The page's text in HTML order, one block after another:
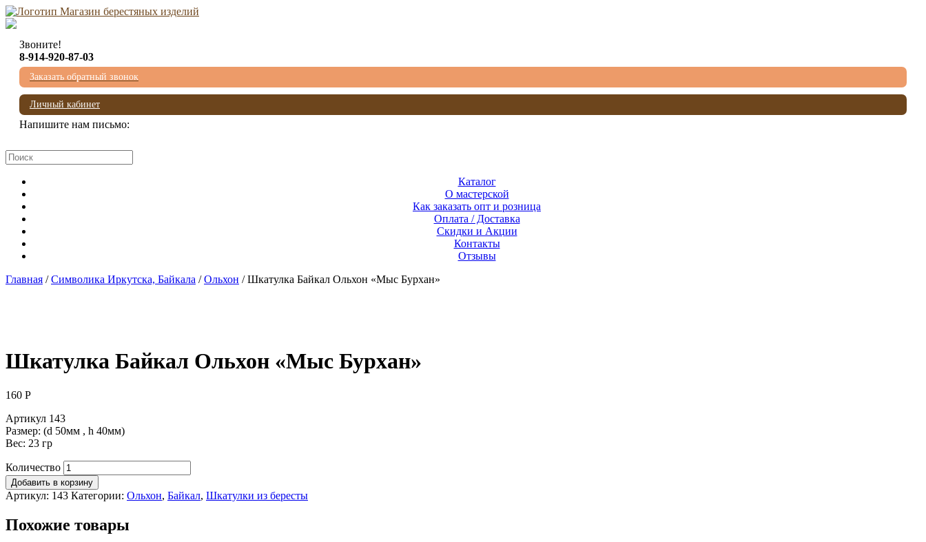
Звоните!
8-914-920-87-03
Заказать обратный звонок
Личный кабинет
Напишите нам письмо:
Каталог
О мастерской
Как заказать опт и розница
Оплата / Доставка
Скидки и Акции
Контакты
Отзывы
Главная /Символика Иркутска, Байкала /Ольхон / Шкатулка Байкал Ольхон «Мыс Бурхан»
Шкатулка Байкал Ольхон «Мыс Бурхан»
160 Р
Артикул 143
Размер: (d 50мм , h 40мм)
Вес: 23 гр
Количество
Добавить в корзину
Артикул: 143 Категории: Ольхон, Байкал, Шкатулки из бересты
Похожие товары